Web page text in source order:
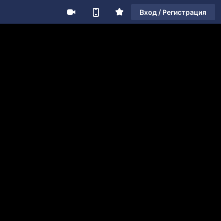
Вход / Регистрация